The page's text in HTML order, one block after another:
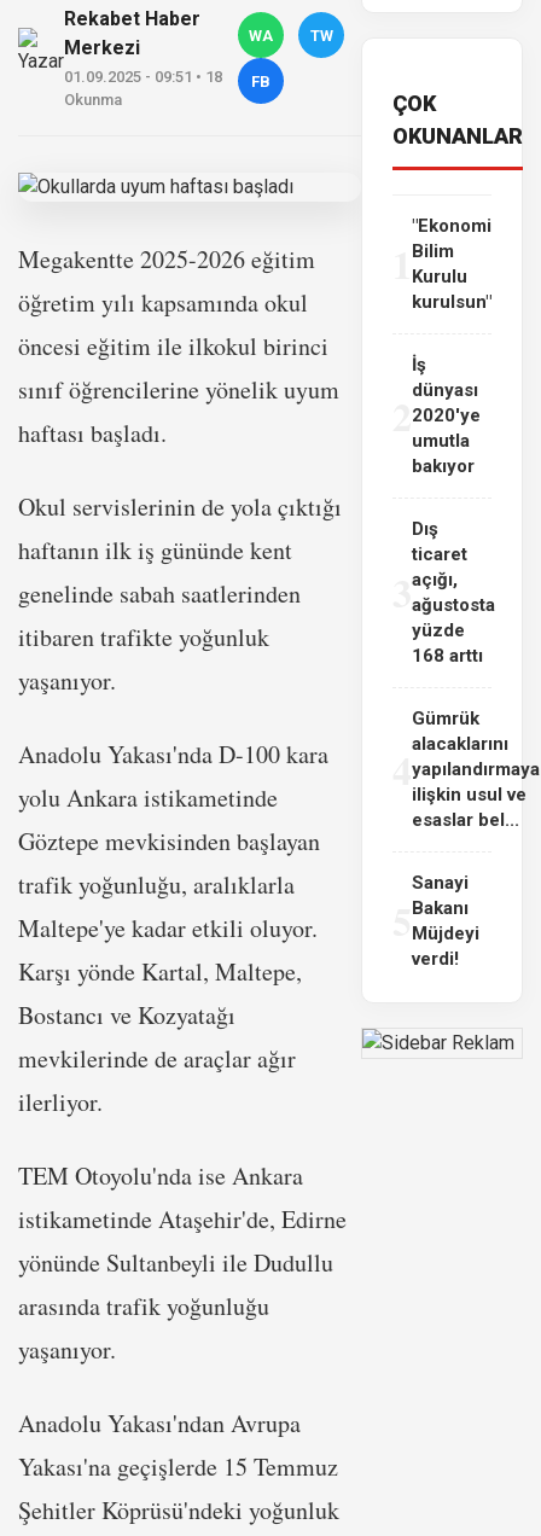
Rekabet Haber
Merkezi
01.09.2025 - 09:51 • 18
Okunma
WA TW
FB
Megakentte 2025-2026 eğitim
öğretim yılı kapsamında okul
öncesi eğitim ile ilkokul birinci
sınıf öğrencilerine yönelik uyum
haftası başladı.
Okul servislerinin de yola çıktığı
haftanın ilk iş gününde kent
genelinde sabah saatlerinden
itibaren trafikte yoğunluk
yaşanıyor.
Anadolu Yakası'nda D-100 kara
yolu Ankara istikametinde
Göztepe mevkisinden başlayan
trafik yoğunluğu, aralıklarla
Maltepe'ye kadar etkili oluyor.
Karşı yönde Kartal, Maltepe,
Bostancı ve Kozyatağı
mevkilerinde de araçlar ağır
ilerliyor.
TEM Otoyolu'nda ise Ankara
istikametinde Ataşehir'de, Edirne
yönünde Sultanbeyli ile Dudullu
arasında trafik yoğunluğu
yaşanıyor.
Anadolu Yakası'ndan Avrupa
Yakası'na geçişlerde 15 Temmuz
Şehitler Köprüsü'ndeki yoğunluk
ÇOK
OKUNANLAR
"Ekonomi
Bilim
Kurulu
kurulsun"
İş
dünyası
2020'ye
umutla
bakıyor
3
Dış
ticaret
açığı,
ağustosta
yüzde
168 arttı
4
Gümrük
alacaklarını
yapılandırmaya
ilişkin usul ve
esaslar bel...
Sanayi
Bakanı
Müjdeyi
verdi!